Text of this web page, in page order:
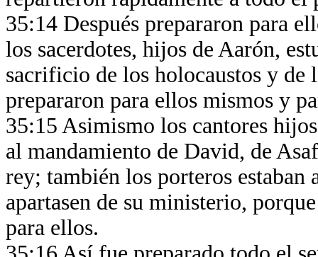
35:14 Después prepararon para
los sacerdotes, hijos de Aarón,
sacrificio de los holocaustos y de
prepararon para ellos mismos y
35:15 Asimismo los cantores
al mandamiento de David, de
rey; también los porteros estaban
apartasen de su ministerio,
para ellos.